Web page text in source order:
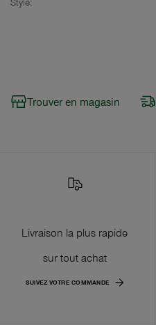
Trouver en magasin
Livraison la plus rapide
sur tout achat
SUIVEZ VOTRE COMMANDE